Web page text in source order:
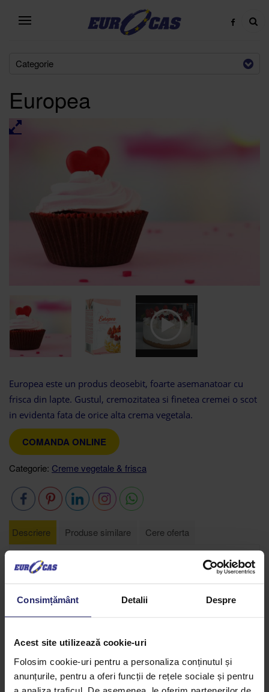
Consimțământ Detalii Despre
Acest site utilizează cookie-uri
Folosim cookie-uri pentru a personaliza conținutul și
anunțurile, pentru a oferi funcții de rețele sociale și pentru
Categorie
Europea
Europea este un produs deosebit, foarte asemanatoar cu
frisca din lapte. Gustul, cremozitatea si finetea cremei o scot
in evidenta fata de orice alta crema vegetala.
COMANDA ONLINE
Categorie: Creme vegetale & frisca
Descriere Produse similare Cere oferta
Europea
de deschidere. Turnaţi produsul într-un vas, fără a
depăşi un sfert din capacitatea vasului şi bateti cu
mixerul. Europeaîsi va mări volumul de cel puţin 3 ori.